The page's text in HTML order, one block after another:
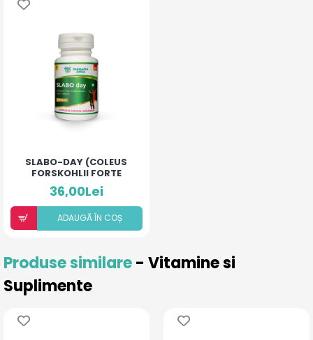
SLABO-DAY (COLEUS
FORSKOHLII FORTE
40MG)
36,00Lei
ADAUGÃ ÎN COȘ
Produse similare- Vitamine si
Suplimente